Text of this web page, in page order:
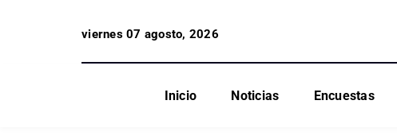
viernes 07 agosto, 2026
Inicio Noticias Encuestas